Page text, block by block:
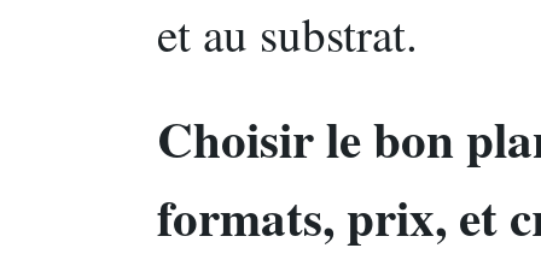
et au substrat.
Choisir le bon
formats, prix, et